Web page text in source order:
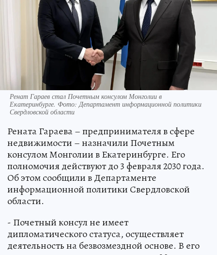
Ренат Гараев стал Почетным консулом Монголии в
Екатеринбурге. Фото: Департамент информационной политики
Свердловской области
Рената Гараева – предпринимателя в сфере
недвижимости – назначили Почетным
консулом Монголии в Екатеринбурге. Его
полномочия действуют до 3 февраля 2030 года.
Об этом сообщили в Департаменте
информационной политики Свердловской
области.
- Почетный консул не имеет
дипломатического статуса, осуществляет
деятельность на безвозмездной основе. В его